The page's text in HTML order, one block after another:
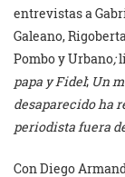
entrevistas a
Galeano,
Pombo y Urbano;
papa y Fidel; Un
desaparecido ha
periodista fuera
Con Diego